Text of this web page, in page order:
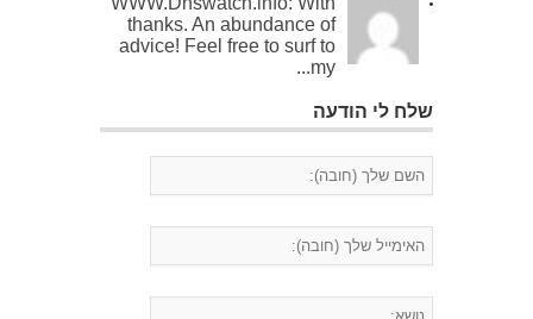
thanks. An abundance of
advice! Feel free to surf to
my...
שלח לי הודעה